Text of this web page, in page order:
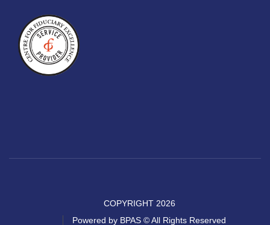
COPYRIGHT 2026
Powered by BPAS © All Rights Reserved